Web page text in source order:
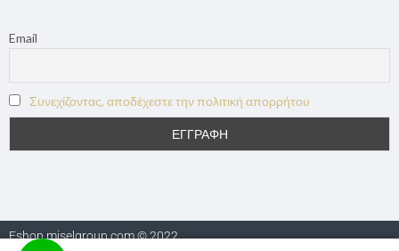
Email
Συνεχίζοντας, αποδέχεστε την πολιτική απορρήτου
Eshop.miselgroup.com © 2022